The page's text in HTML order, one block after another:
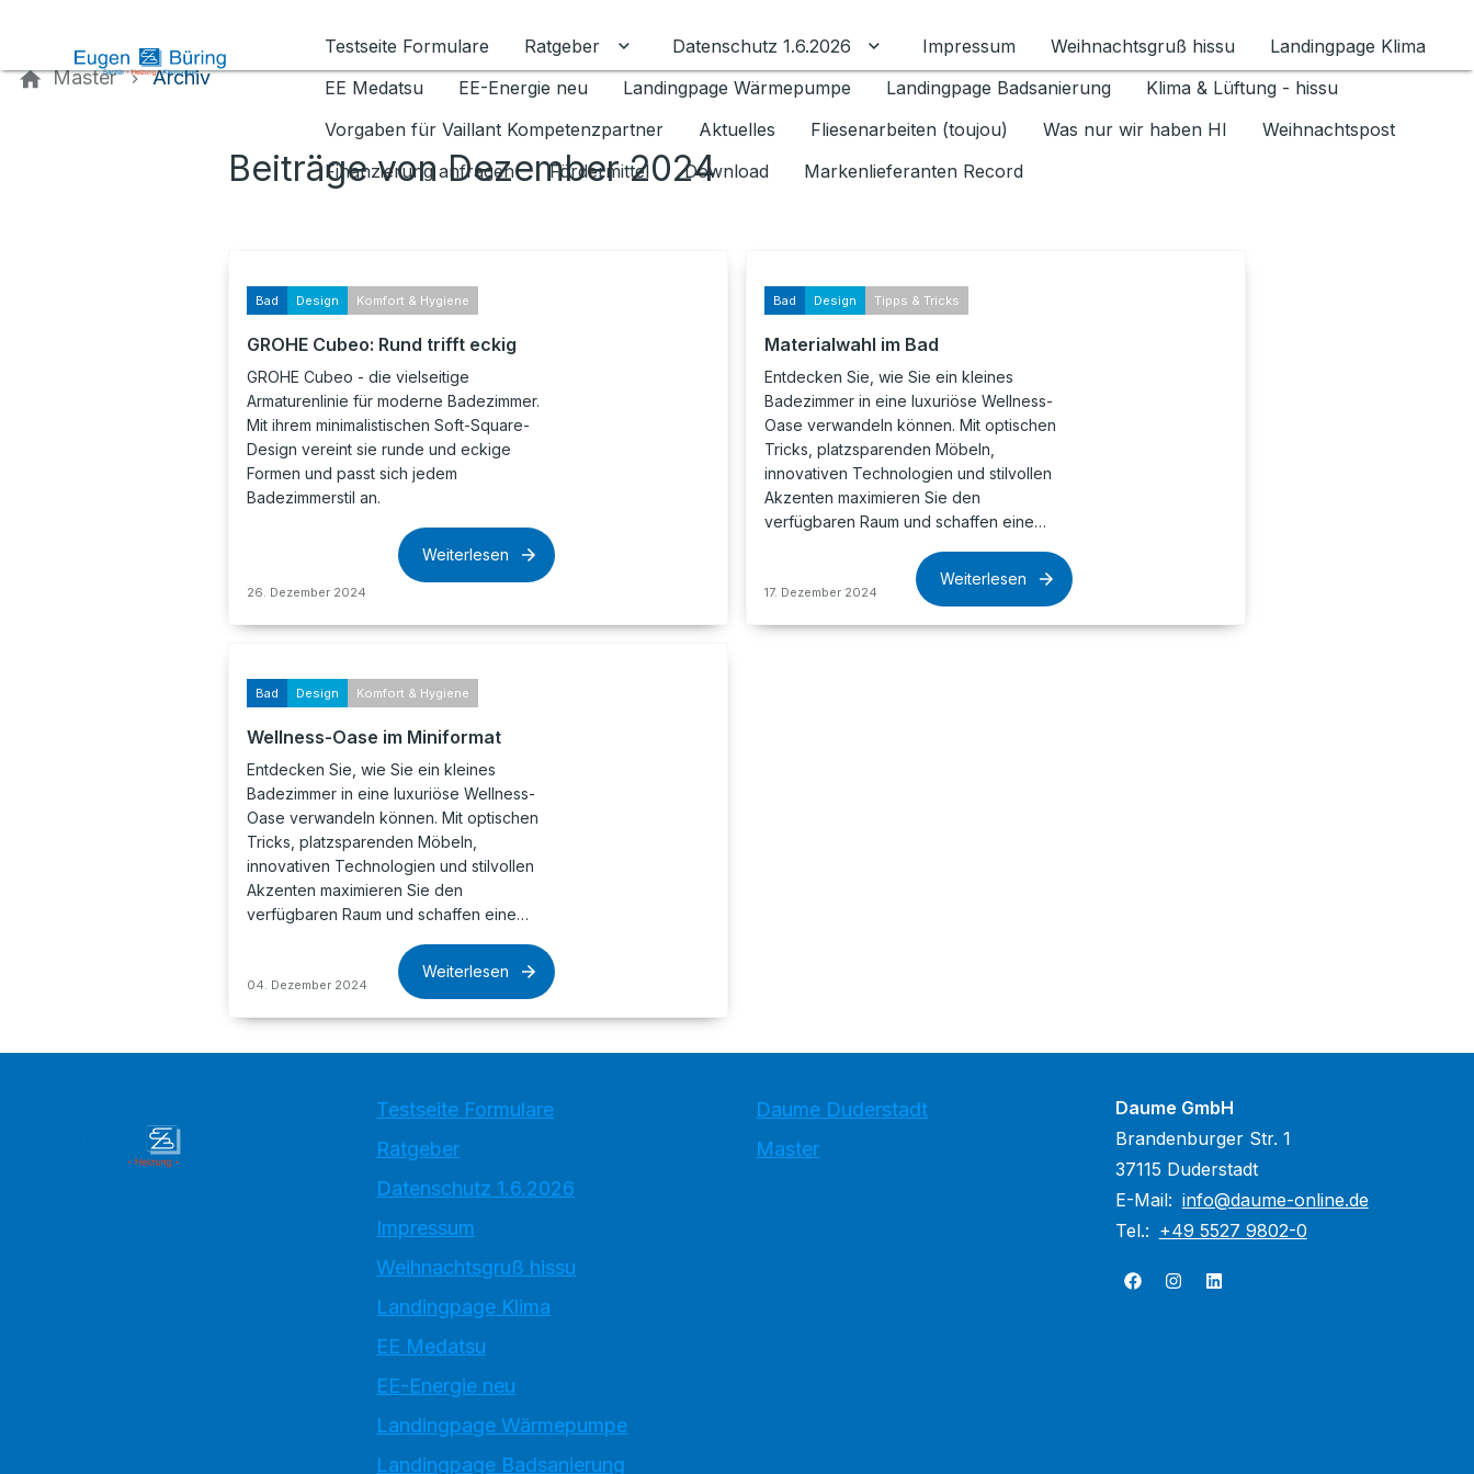
Testseite Formulare
Ratgeber Untermenü für Ratgeber umschalten
Datenschutz 1.6.2026 Untermenü für Datenschutz 1.6.2026 umschalten
Impressum Weihnachtsgruß hissu
Landingpage Klima
EE Medatsu
EE-Energie neu Landingpage Wärmepumpe Landingpage Badsanierung
Klima & Lüftung - hissu
Vorgaben für Vaillant Kompetenzpartner
Aktuelles Fliesenarbeiten (toujou) Was nur wir haben HI
Weihnachtspost
Finanzierung anfragen
Fördermittel Download Markenlieferanten Record
Master Archiv
Beiträge von Dezember 2024
Bad Design Komfort & Hygiene
GROHE Cubeo: Rund trifft eckig
GROHE Cubeo - die vielseitige
Armaturenlinie für moderne Badezimmer.
Mit ihrem minimalistischen Soft-Square-
Design vereint sie runde und eckige
Formen und passt sich jedem
Badezimmerstil an.
26. Dezember 2024
Weiterlesen
Bad Design Tipps & Tricks
Materialwahl im Bad
Entdecken Sie, wie Sie ein kleines
Badezimmer in eine luxuriöse Wellness-
Oase verwandeln können. Mit optischen
Tricks, platzsparenden Möbeln,
innovativen Technologien und stilvollen
Akzenten maximieren Sie den
verfügbaren Raum und schaffen eine…
17. Dezember 2024
Weiterlesen
Bad Design Komfort & Hygiene
Wellness-Oase im Miniformat
Entdecken Sie, wie Sie ein kleines
Badezimmer in eine luxuriöse Wellness-
Oase verwandeln können. Mit optischen
Tricks, platzsparenden Möbeln,
innovativen Technologien und stilvollen
Akzenten maximieren Sie den
verfügbaren Raum und schaffen eine…
04. Dezember 2024
Weiterlesen
Testseite Formulare
Ratgeber
Datenschutz 1.6.2026
Impressum
Weihnachtsgruß hissu
Landingpage Klima
EE Medatsu
EE-Energie neu
Landingpage Wärmepumpe
Landingpage Badsanierung
Daume Duderstadt
Master
Daume GmbH
Brandenburger Str. 1
37115 Duderstadt
E-Mail: info@daume-online.de
Tel.: +49 5527 9802-0